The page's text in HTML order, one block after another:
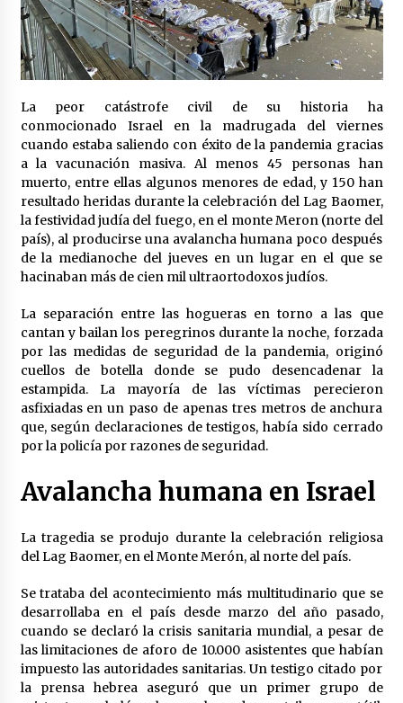
Laura Itzel Castillo será la nueva secretaria de
las Mujeres, anuncia Sheinbaum
2 meses atrás
Segob: «ya dimos nuestras propuestas»
2 meses atrás
Zar antidrogas de EE.UU.: “vamos por los
políticos mexicanos que protegen al narco”
2 meses atrás
Trump anuncia acuerdo con Irán y el fin de
operaciones militares entre ambos países
Trump asegura que barcos cargados de
petróleo están empezando a salir de Ormuz
2 meses atrás
México libraría posible arancel de EE.UU. en
85% de sus exportaciones
2 meses atrás
La peor catástrofe civil de su historia ha
conmocionado Israel en la madrugada del viernes
cuando estaba saliendo con éxito de la pandemia gracias
a la vacunación masiva. Al menos 45 personas han
muerto, entre ellas algunos menores de edad, y 150 han
resultado heridas durante la celebración del Lag Baomer,
la festividad judía del fuego, en el monte Meron (norte del
país), al producirse una avalancha humana poco después
de la medianoche del jueves en un lugar en el que se
hacinaban más de cien mil ultraortodoxos judíos.
La separación entre las hogueras en torno a las que
cantan y bailan los peregrinos durante la noche, forzada
por las medidas de seguridad de la pandemia, originó
cuellos de botella donde se pudo desencadenar la
estampida. La mayoría de las víctimas perecieron
asfixiadas en un paso de apenas tres metros de anchura
que, según declaraciones de testigos, había sido cerrado
por la policía por razones de seguridad.
Avalancha humana en Israel
La tragedia se produjo durante la celebración religiosa
del Lag Baomer, en el Monte Merón, al norte del país.
Se trataba del acontecimiento más multitudinario que se
desarrollaba en el país desde marzo del año pasado,
cuando se declaró la crisis sanitaria mundial, a pesar de
las limitaciones de aforo de 10.000 asistentes que habían
impuesto las autoridades sanitarias. Un testigo citado por
la prensa hebrea aseguró que un primer grupo de